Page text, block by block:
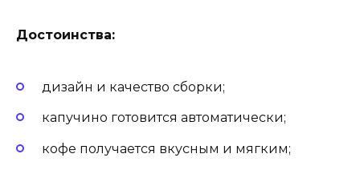
Достоинства:
дизайн и качество сборки;
капучино готовится автоматически;
кофе получается вкусным и мягким;